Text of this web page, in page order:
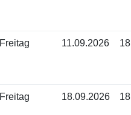
Freitag 11.09.2026
Freitag 18.09.2026